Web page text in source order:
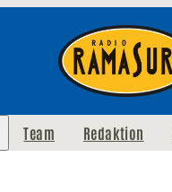
Team Redaktion